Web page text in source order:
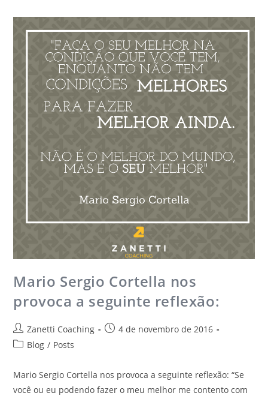
Mario Sergio Cortella nos
provoca a seguinte reflexão:
Zanetti Coaching
4 de novembro de 2016
Blog / Posts
Mario Sergio Cortella nos provoca a seguinte reflexão: “Se
você ou eu podendo fazer o meu melhor me contento com